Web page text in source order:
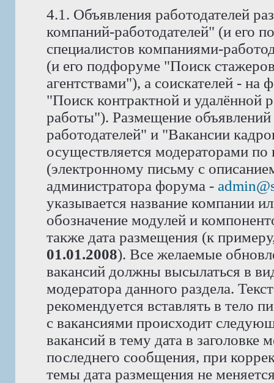
4.1. Объявления работодателей
компаний-работодателей" (и его
специалистов компаниями-
(и его подфоруме "Поиск
агентствами"), а соискателей -
"Поиск контрактной и удалённой
работы"). Размещение
работодателей" и "Вакансии
осуществляется модераторами
(электронному письму с
администратора форума -
указывается название компании
обозначение модулей и
также дата размещения (к
01.01.2008). Все желаемые
вакансий должны высылаться в
модератора данного раздела.
рекомендуется вставлять в тело
с вакансиями происходит
вакансий в тему дата в заголовке
последнего сообщения, при
темы дата размещения не